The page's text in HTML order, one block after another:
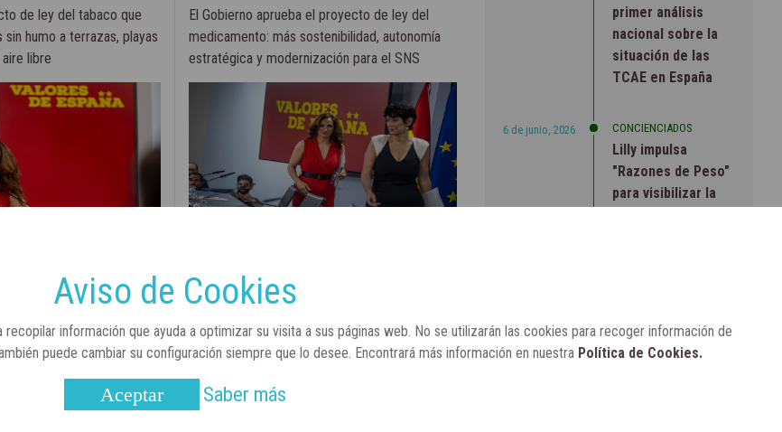
de ley del tabaco que
humo a terrazas, playas
libre
El Gobierno aprueba el proyecto de ley del
medicamento: más sostenibilidad, autonomía
estratégica y modernización para el SNS
primer análisis
nacional sobre la
situación de las
TCAE en España
6 de junio, 2026 CONCIENCIADOS
Lilly impulsa
"Razones de Peso"
para visibilizar la
Farmacia: un
laboratorio de
Aviso de Cookies
información que ayuda a optimizar su visita a sus páginas web. No se utilizarán las cookies para recoger información de
puede cambiar su configuración siempre que lo desee. Encontrará más información en nuestra Política de Cookies.
Aceptar Saber más